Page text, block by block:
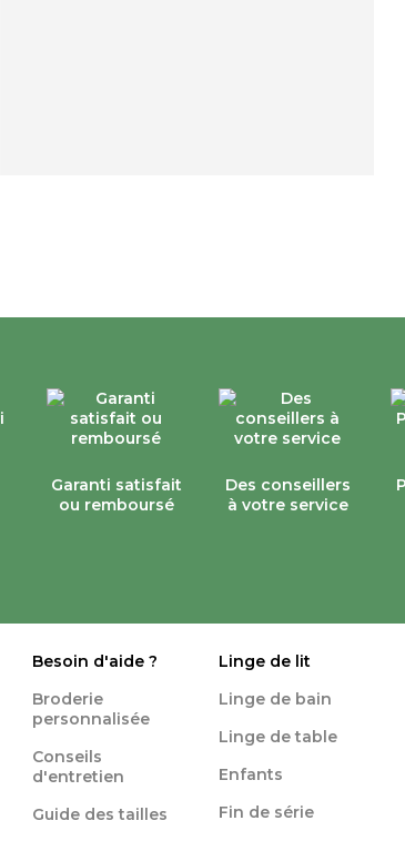
Garanti satisfait
ou remboursé
Des conseillers
à votre service
Besoin d'aide ?
Broderie
personnalisée
Conseils
d'entretien
Guide des tailles
Linge de lit
Linge de bain
Linge de table
Enfants
Fin de série